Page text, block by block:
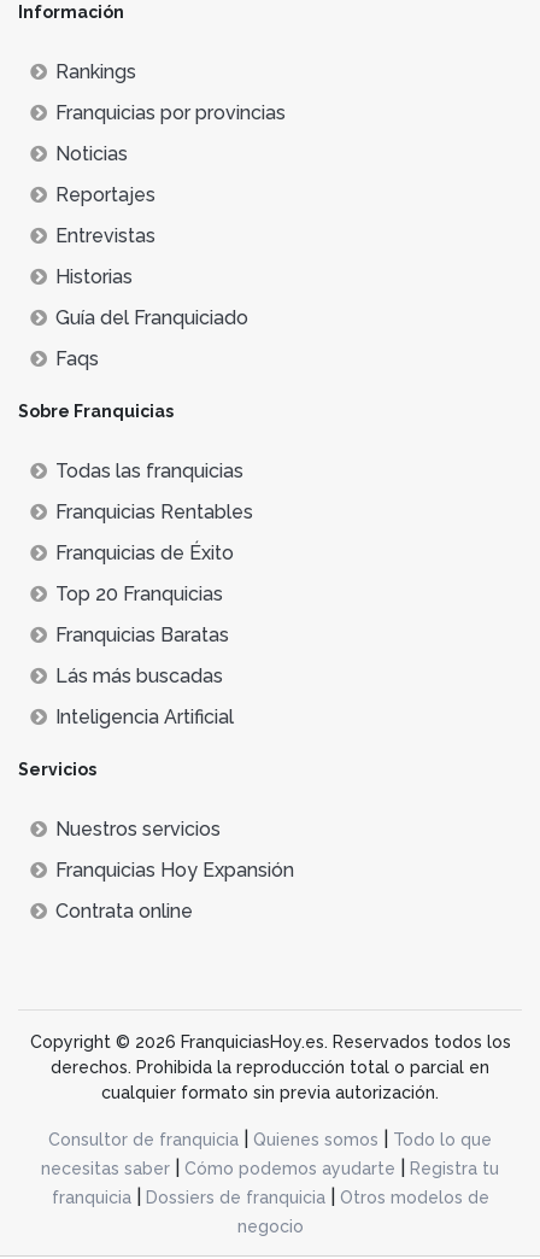
Información
Rankings
Franquicias por provincias
Noticias
Reportajes
Entrevistas
Historias
Guía del Franquiciado
Faqs
Sobre Franquicias
Todas las franquicias
Franquicias Rentables
Franquicias de Éxito
Top 20 Franquicias
Franquicias Baratas
Lás más buscadas
Inteligencia Artificial
Servicios
Nuestros servicios
Franquicias Hoy Expansión
Contrata online
Copyright © 2026 FranquiciasHoy.es. Reservados todos los
derechos. Prohibida la reproducción total o parcial en
cualquier formato sin previa autorización.
Consultor de franquicia Quienes somos
Todo lo que
necesitas saber
Cómo podemos ayudarte
Registra tu
franquicia| Dossiers de franquicia|
Otros modelos de
negocio